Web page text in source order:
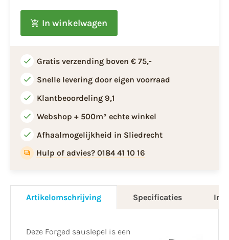
In winkelwagen
Gratis verzending boven € 75,-
Snelle levering door eigen voorraad
Klantbeoordeling 9,1
Webshop + 500m² echte winkel
Afhaalmogelijkheid in Sliedrecht
Hulp of advies? 0184 41 10 16
Artikelomschrijving Specificaties
Deze Forged sauslepel is een